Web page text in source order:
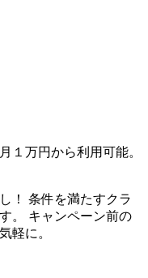
１万円から利用可能。
！ 条件を満たすクラ
。 キャンペーン前の
軽に。